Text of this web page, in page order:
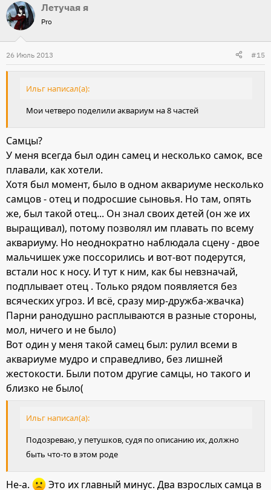
Летучая я
Pro
26 Июль 2013 #15
Ильг написал(а):
Мои четверо поделили аквариум на 8 частей
Самцы?
У меня всегда был один самец и несколько самок, все
плавали, как хотели.
Хотя был момент, было в одном аквариуме несколько
самцов - отец и подросшие сыновья. Но там, опять
же, был такой отец... Он знал своих детей (он же их
выращивал), потому позволял им плавать по всему
аквариуму. Но неоднократно наблюдала сцену - двое
мальчишек уже поссорились и вот-вот подерутся,
встали нос к носу. И тут к ним, как бы невзначай,
подплывает отец . Только рядом появляется без
всяческих угроз. И всё, сразу мир-дружба-жвачка)
Парни ранодушно расплываются в разные стороны,
мол, ничего и не было)
Вот один у меня такой самец был: рулил всеми в
аквариуме мудро и справедливо, без лишней
жестокости. Были потом другие самцы, но такого и
близко не было(
Ильг написал(а):
Подозреваю, у петушков, судя по описанию их, должно
быть что-то в этом роде
Не-а. Это их главный минус. Два взрослых самца в